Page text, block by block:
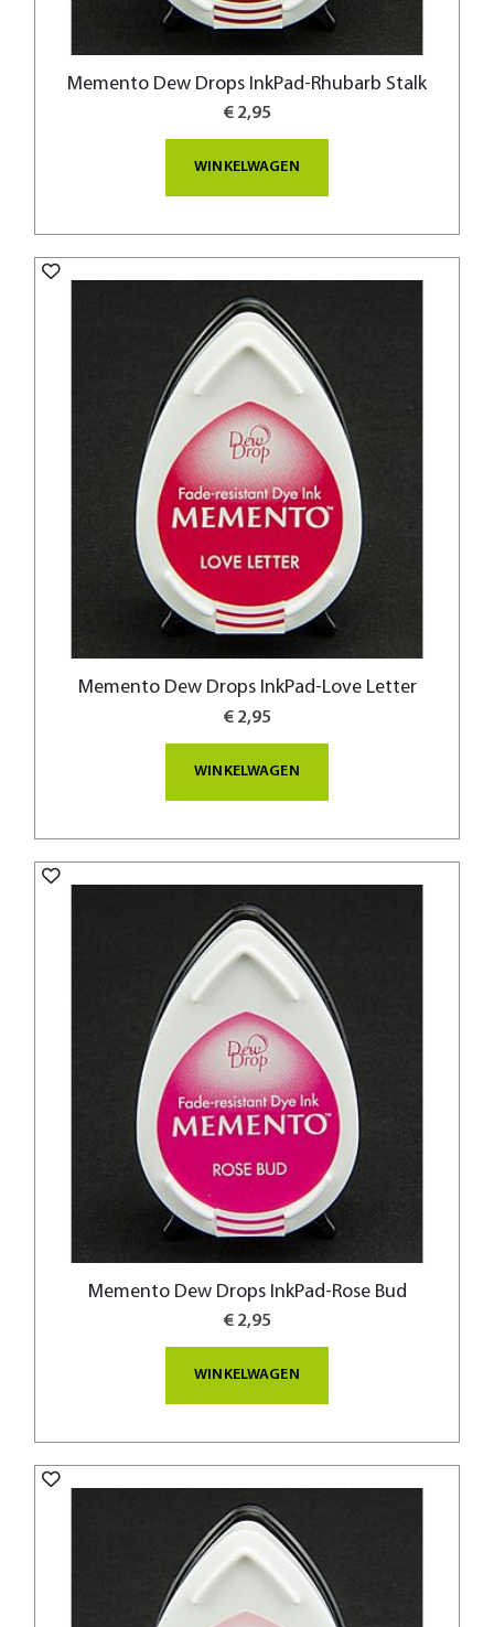
Memento Dew Drops InkPad-Rhubarb Stalk
€ 2,95
WINKELWAGEN
Memento Dew Drops InkPad-Love Letter
€ 2,95
WINKELWAGEN
Memento Dew Drops InkPad-Rose Bud
€ 2,95
WINKELWAGEN